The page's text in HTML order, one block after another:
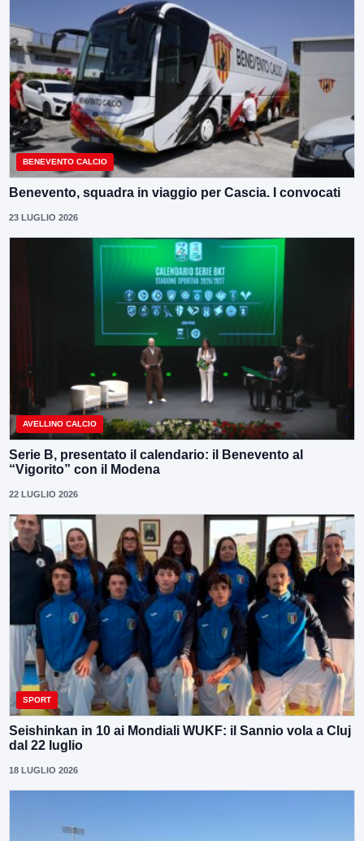
BENEVENTO CALCIO
Benevento, squadra in viaggio per Cascia. I convocati
23 LUGLIO 2026
AVELLINO CALCIO
Serie B, presentato il calendario: il Benevento al
“Vigorito” con il Modena
22 LUGLIO 2026
SPORT
Seishinkan in 10 ai Mondiali WUKF: il Sannio vola a Cluj
dal 22 luglio
18 LUGLIO 2026